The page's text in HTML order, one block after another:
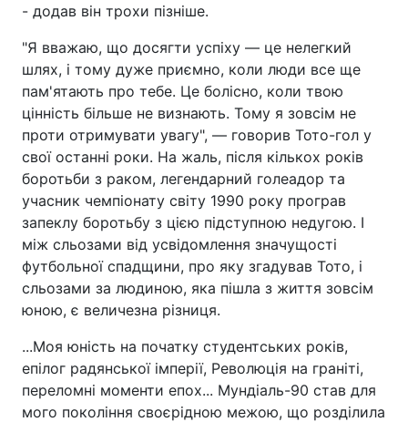
- додав він трохи пізніше.
"Я вважаю, що досягти успіху — це нелегкий
шлях, і тому дуже приємно, коли люди все ще
пам'ятають про тебе. Це болісно, коли твою
цінність більше не визнають. Тому я зовсім не
проти отримувати увагу", — говорив Тото-гол у
свої останні роки. На жаль, після кількох років
боротьби з раком, легендарний голеадор та
учасник чемпіонату світу 1990 року програв
запеклу боротьбу з цією підступною недугою. І
між сльозами від усвідомлення значущості
футбольної спадщини, про яку згадував Тото, і
сльозами за людиною, яка пішла з життя зовсім
юною, є величезна різниця.
...Моя юність на початку студентських років,
епілог радянської імперії, Революція на граніті,
переломні моменти епох... Мундіаль-90 став для
мого покоління своєрідною межою, що розділила